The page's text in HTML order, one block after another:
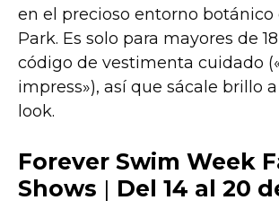
en el precioso entorno botánico
Park. Es solo para mayores de
código de vestimenta cuidado
impress»), así que sácale brillo
look.
Forever Swim Week
Shows | Del 14 al 20